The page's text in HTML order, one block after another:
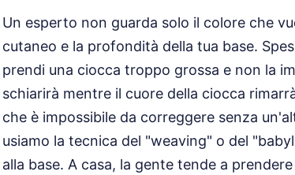
Un esperto non guarda solo il colore che
cutaneo e la profondità della tua base.
prendi una ciocca troppo grossa e non la
schiarirà mentre il cuore della ciocca
che è impossibile da correggere senza
usiamo la tecnica del "weaving" o del
alla base. A casa, la gente tende a